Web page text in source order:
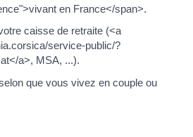
en France</span>.
caisse de retraite (<a
service-public/?
a>, MSA, ...).
que vous vivez en couple ou